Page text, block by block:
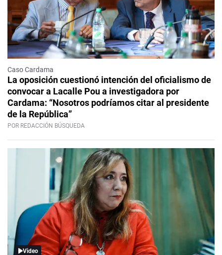
Caso Cardama
La oposición cuestionó intención del oficialismo de
convocar a Lacalle Pou a investigadora por
Cardama: “Nosotros podríamos citar al presidente
de la República”
POR REDACCIÓN BÚSQUEDA
Video